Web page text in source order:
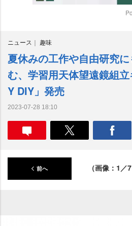
ニュース 趣味
夏休みの工作や自由研究
む、学習用天体望遠鏡組
Y DIY」発売
2023-07-28 18:10
前へ （画像：1／7